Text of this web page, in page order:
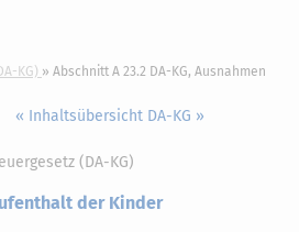
KG) Abschnitt A 23.2 DA-KG, Ausnahmen
« Inhaltsübersicht DA-KG »
(DA-KG)
der Kinder